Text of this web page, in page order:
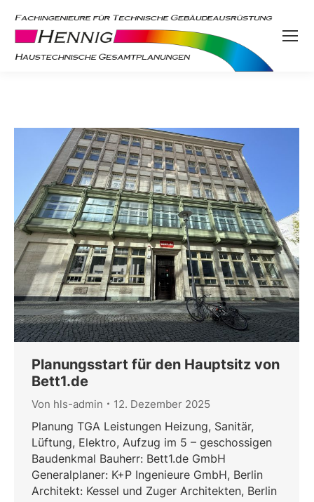
Planungsstart für den Hauptsitz von
Bett1.de
Von hls-admin 12. Dezember 2025
Planung TGA Leistungen Heizung, Sanitär,
Lüftung, Elektro, Aufzug im 5 – geschossigen
Baudenkmal Bauherr: Bett1.de GmbH
Generalplaner: K+P Ingenieure GmbH, Berlin
Architekt: Kessel und Zuger Architekten, Berlin